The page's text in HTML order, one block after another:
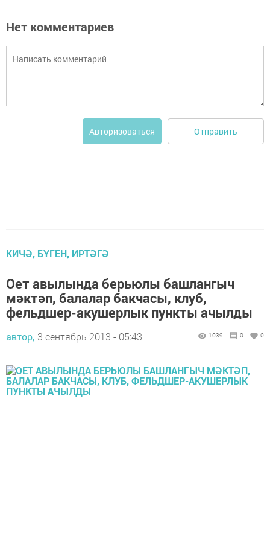
Нет комментариев
Авторизоваться Отправить
КИЧӘ, БҮГЕН, ИРТӘГӘ
Оет авылында берьюлы башлангыч
мәктәп, балалар бакчасы, клуб,
фельдшер-акушерлык пункты ачылды
автор, 3 сентябрь 2013 - 05:43 1039 0 0